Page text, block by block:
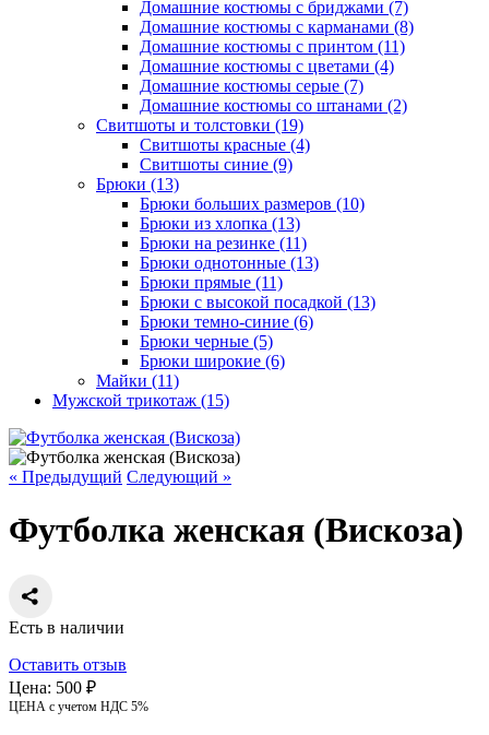
Домашние костюмы с бриджами (7)
Домашние костюмы с карманами (8)
Домашние костюмы с принтом (11)
Домашние костюмы с цветами (4)
Домашние костюмы серые (7)
Домашние костюмы со штанами (2)
Свитшоты и толстовки (19)
Свитшоты красные (4)
Свитшоты синие (9)
Брюки (13)
Брюки больших размеров (10)
Брюки из хлопка (13)
Брюки на резинке (11)
Брюки однотонные (13)
Брюки прямые (11)
Брюки с высокой посадкой (13)
Брюки темно-синие (6)
Брюки черные (5)
Брюки широкие (6)
Майки (11)
Мужской трикотаж (15)
« Предыдущий Следующий »
Футболка женская (Вискоза)
Есть в наличии
Оставить отзыв
Цена: 500 ₽
ЦЕНА с учетом НДС 5%